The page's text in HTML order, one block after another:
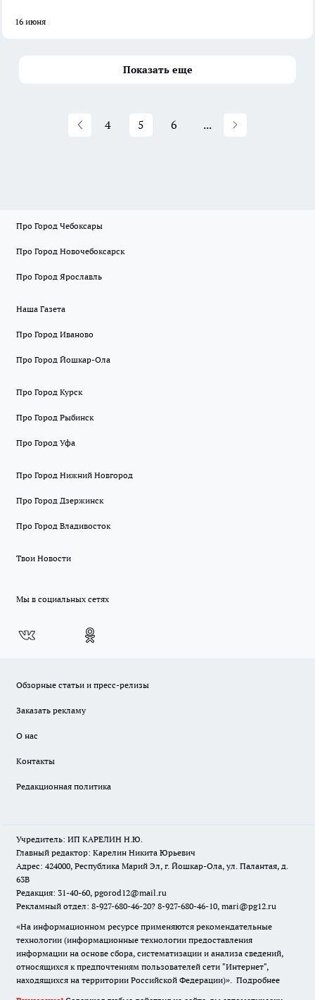
16 июня
Показать еще
4 5 6 ...
Про Город Чебоксары
Про Город Новочебоксарск
Про Город Ярославль
Наша Газета
Про Город Иваново
Про Город Йошкар-Ола
Про Город Курск
Про Город Рыбинск
Про Город Уфа
Про Город Нижний Новгород
Про Город Дзержинск
Про Город Владивосток
Твои Новости
Мы в социальных сетях
Обзорные статьи и пресс-релизы
Заказать рекламу
О нас
Контакты
Редакционная политика
Учредитель: ИП КАРЕЛИН Н.Ю.
Главный редактор: Карелин Никита Юрьевич
Адрес: 424000, Республика Марий Эл, г. Йошкар-Ола, ул. Палантая, д.
63В
Редакция: 31-40-60, pgorod12@mail.ru
Рекламный отдел: 8-927-680-46-20? 8-927-680-46-10, mari@pg12.ru
«На информационном ресурсе применяются рекомендательные
технологии (информационные технологии предоставления
информации на основе сбора, систематизации и анализа сведений,
относящихся к предпочтениям пользователей сети "Интернет",
находящихся на территории Российской Федерации)». Подробнее